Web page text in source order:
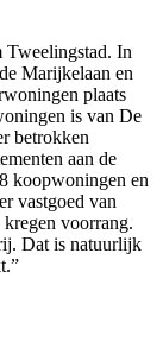
In
Marijkelaan en
plaats
is van De
betrokken
aan de
koopwoningen en
vastgoed van
voorrang.
Dat is natuurlijk